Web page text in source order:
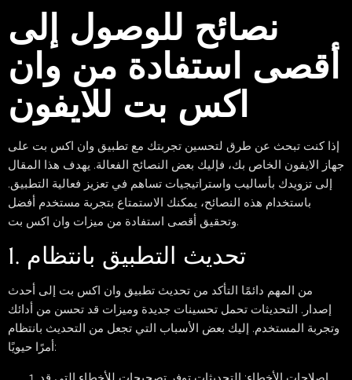
نصائح للوصول إلى
أقصى استفادة من وان
اكس بت للايفون
إذا كنت تبحث عن طرق لتحسين تجربتك مع تطبيق وان اكس بت على
جهاز الايفون الخاص بك، فإليك بعض النصائح الفعالة. يهدف هذا المقال
إلى تزويدك بأساليب واستراتيجيات تساهم في تعزيز فعالية التطبيق.
باستخدام هذه النصائح، يمكنك الاستمتاع بتجربة مستخدم أفضل
وتحقيق أقصى استفادة من ميزات وان اكس بت.
1. تحديث التطبيق بانتظام
من المهم دائمًا التأكد من تحديث تطبيق وان اكس بت إلى أحدث
إصدار. التحديثات تحمل تحسينات جديدة وميزات قد تحسن من أدائك
وتجربة المستخدم. إليك بعض الأسباب التي تجعل من التحديث بانتظام
أمرًا حيويًا: